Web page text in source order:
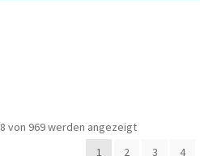
von 969 werden angezeigtNach
1 2 3 4